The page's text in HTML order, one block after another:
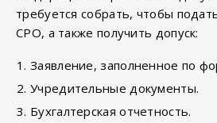
требуется собрать, чтобы
СРО, а также получить допуск:
Заявление, заполненное по
Учредительные документы.
Бухгалтерская отчетность.